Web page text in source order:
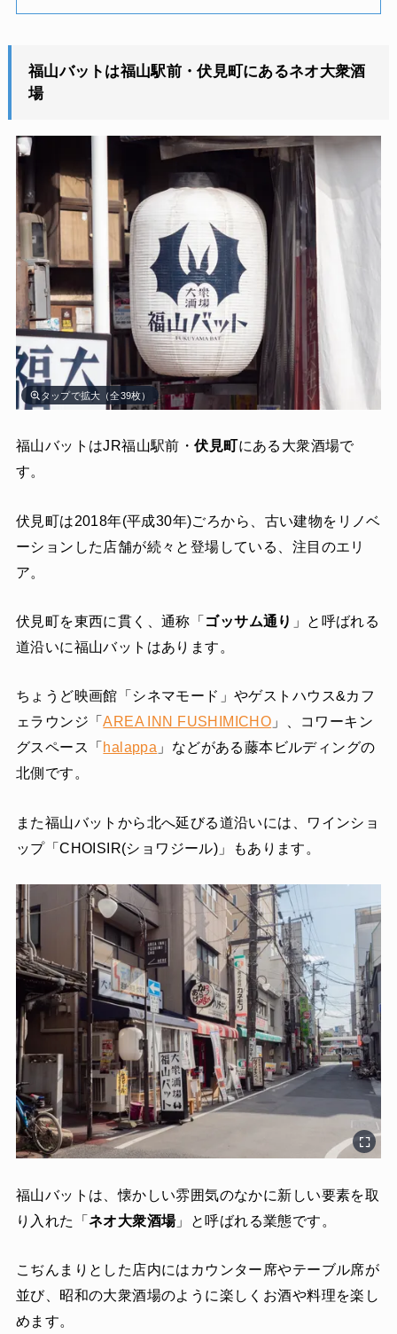
福山バットは福山駅前・伏見町にあるネオ大衆酒
場
タップで拡大（全39枚）
福山バットはJR福山駅前・伏見町にある大衆酒場で
す。
伏見町は2018年(平成30年)ごろから、古い建物をリノベ
ーションした店舗が続々と登場している、注目のエリ
ア。
伏見町を東西に貫く、通称「ゴッサム通り 」と呼ばれる
道沿いに福山バットはあります。
ちょうど映画館「シネマモード」やゲストハウス&カフ
ェラウンジ「AREA INN FUSHIMICHO 」、コワーキン
グスペース「 halappa 」などがある藤本ビルディングの
北側です。
また福山バットから北へ延びる道沿いには、ワインショ
ップ「CHOISIR(ショワジール)」もあります。
福山バットは、懐かしい雰囲気のなかに新しい要素を取
り入れた「ネオ大衆酒場」と呼ばれる業態です。
こぢんまりとした店内にはカウンター席やテーブル席が
並び、昭和の大衆酒場のように楽しくお酒や料理を楽し
めます。